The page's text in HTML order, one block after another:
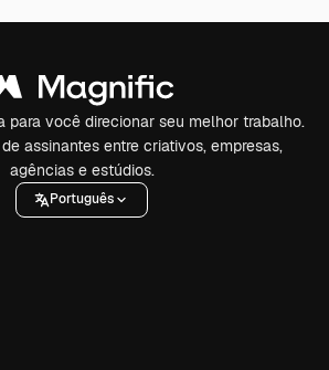
para você direcionar seu melhor trabalho.
assinantes entre criativos, empresas,
agências e estúdios.
Português